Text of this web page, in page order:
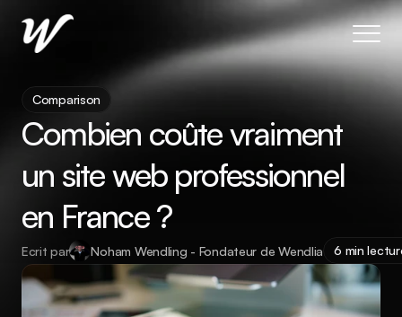
Comparison
Combien coûte vraiment
un site web professionnel
en France ?
Ecrit par Noham Wendling - Fondateur de Wendlia 6 min
A Propos
Features
Pricing
Legal
404
Tutorials